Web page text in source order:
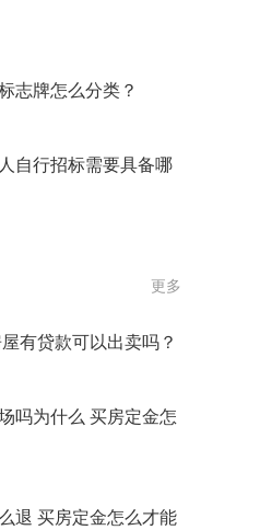
志牌怎么分类？
自行招标需要具备哪
更多
有贷款可以出卖吗？
吗为什么 买房定金怎
退 买房定金怎么才能